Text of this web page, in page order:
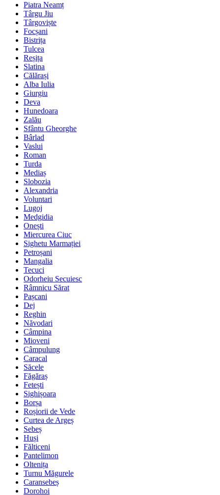
Piatra Neamț
Târgu Jiu
Târgoviște
Focșani
Bistrița
Tulcea
Reșița
Slatina
Călărași
Alba Iulia
Giurgiu
Deva
Hunedoara
Zalău
Sfântu Gheorghe
Bârlad
Vaslui
Roman
Turda
Mediaș
Slobozia
Alexandria
Voluntari
Lugoj
Medgidia
Onești
Miercurea Ciuc
Sighetu Marmației
Petroșani
Mangalia
Tecuci
Odorheiu Secuiesc
Râmnicu Sărat
Pașcani
Dej
Reghin
Năvodari
Câmpina
Mioveni
Câmpulung
Caracal
Săcele
Făgăraș
Fetești
Sighișoara
Borșa
Roșiorii de Vede
Curtea de Argeș
Sebeș
Huși
Fălticeni
Pantelimon
Oltenița
Turnu Măgurele
Caransebeș
Dorohoi